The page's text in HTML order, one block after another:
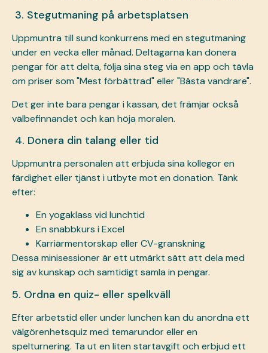
3. Stegutmaning på arbetsplatsen
Uppmuntra till sund konkurrens med en stegutmaning
under en vecka eller månad. Deltagarna kan donera
pengar för att delta, följa sina steg via en app och tävla
om priser som "Mest förbättrad" eller "Bästa vandrare".
Det ger inte bara pengar i kassan, det främjar också
välbefinnandet och kan höja moralen.
4. Donera din talang eller tid
Uppmuntra personalen att erbjuda sina kollegor en
färdighet eller tjänst i utbyte mot en donation. Tänk
efter:
En yogaklass vid lunchtid
En snabbkurs i Excel
Karriärmentorskap eller CV-granskning
Dessa minisessioner är ett utmärkt sätt att dela med
sig av kunskap och samtidigt samla in pengar.
5. Ordna en quiz- eller spelkväll
Efter arbetstid eller under lunchen kan du anordna ett
välgörenhetsquiz med temarundor eller en
spelturnering. Ta ut en liten startavgift och erbjud ett